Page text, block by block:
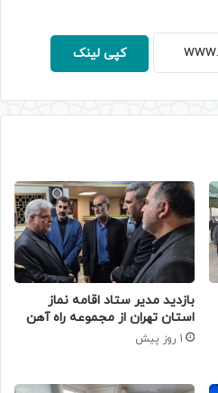
کپی لینک
بازدید مدیر ستاد اقامه نماز
استان تهران از مجموعه راه آهن
1 روز پیش